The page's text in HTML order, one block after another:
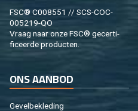
FSC® C008551 // SCS-COC-
005219-QO
Vraag naar onze FSC® ge­cer­ti­
fi­ceer­de pro­duc­ten.
ONS AAN­BOD
Ge­vel­be­kle­ding